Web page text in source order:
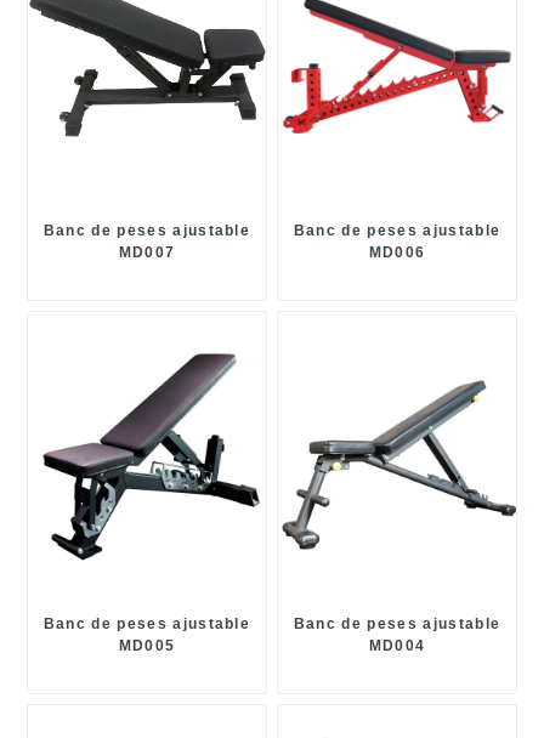
Banc de peses ajustable
MD007
Banc de peses ajustable
MD006
Banc de peses ajustable
MD005
Banc de peses ajustable
MD004